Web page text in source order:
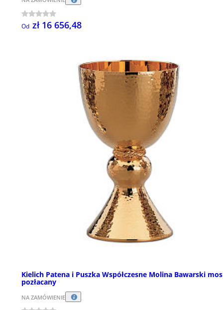
Od zł 16 656,48
Kielich Patena i Puszka Współczesne Molina Bawarski
pozłacany
NA ZAMÓWIENIE